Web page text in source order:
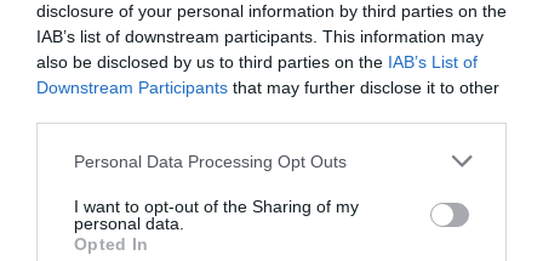
disclosure of your personal information by third parties on the
IAB’s list of downstream participants. This information may
also be disclosed by us to third parties on the IAB’s List of
Downstream Participants that may further disclose it to other
Personal Data Processing Opt Outs
I want to opt-out of the Sharing of my
personal data.
Opted In